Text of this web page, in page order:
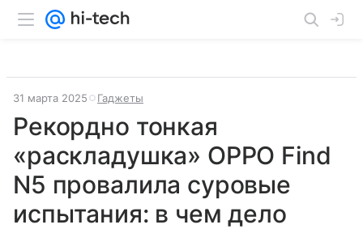
31 марта 2025 Гаджеты
Рекордно тонкая
«раскладушка» OPPO Find
N5 провалила суровые
испытания: в чем дело